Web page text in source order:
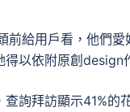
給用戶看，他們
以依附原創design
詢拜訪顯示41%的